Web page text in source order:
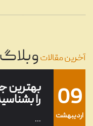
آخرین مقالاتوبلاگ
09
ارديبهشت
بهترین
را
...